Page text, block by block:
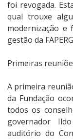
foi revogada.
qual trouxe
modernização e
gestão da
Primeiras
A primeira
da Fundação
todos os
governador
auditório do